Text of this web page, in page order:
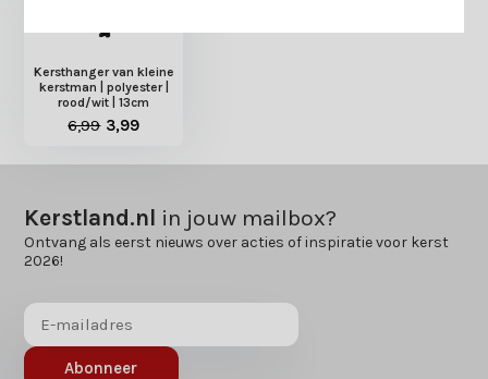
Kersthanger van kleine
kerstman | polyester |
rood/wit | 13cm
6,99 3,99
Kerstland.nl in jouw mailbox?
Ontvang als eerst nieuws over acties of inspiratie voor kerst
2026!
Abonneer